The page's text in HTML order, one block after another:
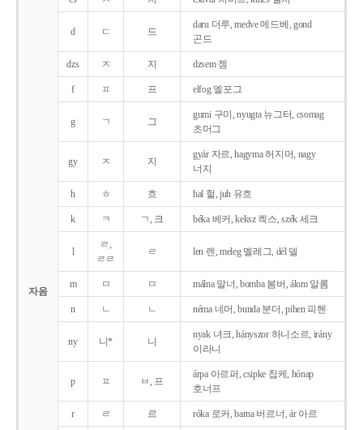
자음
d ㄷ 드
daru 더루, medve 메드베, gond
곤드
dzs ㅈ 지 dzsem 젬
f ㅍ 프 elfog 엘포그
g ㄱ 그
gumi 구미, nyugta 뉴그터, csomag
초머그
gy ㅈ 지
gyár 자르, hagyma 허지머, nagy
너지
h ㅎ 흐 hal 헐, juh 유흐
k ㅋ ㄱ, 크 béka 베커, keksz 켁스, szék 세크
l
ㄹ,
ㄹㄹ
ㄹ len 렌, meleg 멜레그, dél 델
m ㅁ ㅁ málna 말너, bomba 봄버, álom 알롬
n ㄴ ㄴ néma 네머, bunda 분더, pihen 피헨
ny 니* 니
nyak 녀크, hányszor 하니소르, irány
이라니
p ㅍ ㅂ, 프
árpa 아르퍼, csipke 칩케, hónap
호너프
r ㄹ 르 róka 로커, barna 버르너, ár 아르